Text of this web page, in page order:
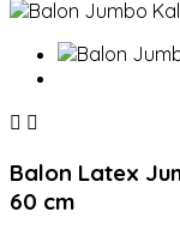
 
Balon Latex
60 cm